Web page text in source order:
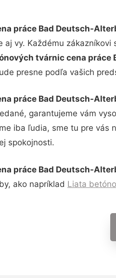
práce Bad Deutsch-
vy. Každému
tvárnic cena práce
presne podľa vašich
práce Bad Deutsch-
garantujeme vám
iba ľudia, sme tu pre
spokojnosti.
práce Bad Deutsch-
ako napríklad Liata